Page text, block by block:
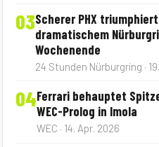
03Scherer PHX
dramatischem
Wochenende
24 Stunden Nürburgring ·
04Ferrari behauptet
WEC-Prolog in Imola
WEC · 14. Apr. 2026